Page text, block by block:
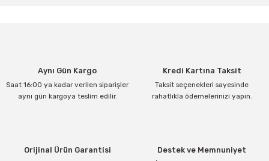
Ürün açıklamasında eksik bilgiler bulunuyor.
Ürün bilgilerinde hatalar bulunuyor.
Aynı Gün Kargo
Saat 16:00 ya kadar verilen siparişler
aynı gün kargoya teslim edilir.
Kredi Kartına Taksit
Taksit seçenekleri sayesinde
rahatlıkla ödemelerinizi yapın.
Orijinal Ürün Garantisi Destek ve Memnuniyet